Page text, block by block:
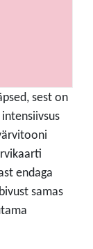
sest on
endaga
samas